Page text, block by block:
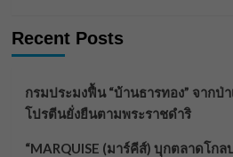
Recent Posts
กรมประมงฟื้น “บ้านธารทอง” จากป่
โปรตีนยั่งยืนตามพระราชดำริ
“MARQUISE (มาร์คีส์) บุกตลาดโกล